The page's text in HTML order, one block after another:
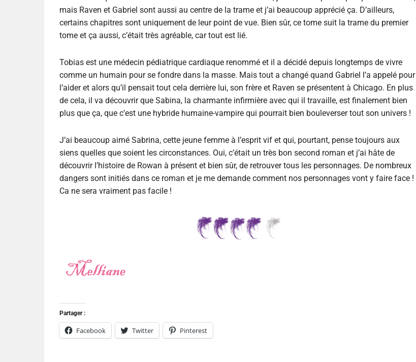
mais Raven et Gabriel sont aussi au centre de la trame et j’ai beaucoup apprécié ça. D’ailleurs,
certains chapitres sont uniquement de leur point de vue. Bien sûr, ce tome suit la trame du premier
tome et ça aussi, c’était très agréable, car tout est lié.
Tobias est une médecin pédiatrique cardiaque renommé et il a décidé depuis longtemps de vivre
comme un humain pour se fondre dans la masse. Mais tout a changé quand Gabriel l’a appelé pour
l’aider et alors qu’il pensait tout cela derrière lui, son frère et Raven se présentent à Chicago. En plus
de cela, il va découvrir que Sabina, la charmante infirmière avec qui il travaille, est finalement bien
plus que ça, que c’est une hybride humaine-vampire qui pourrait bien bouleverser tout son univers !
J’ai beaucoup aimé Sabrina, cette jeune femme à l’esprit vif et qui, pourtant, pense toujours aux
siens quelles que soient les circonstances. Oui, c’était un très bon second roman et j’ai hâte de
découvrir l’histoire de Rowan à présent et bien sûr, de retrouver tous les personnages. De nombreux
dangers sont initiés dans ce roman et je me demande comment nos personnages vont y faire face !
Ca ne sera vraiment pas facile !
Partager :
Facebook Twitter Pinterest